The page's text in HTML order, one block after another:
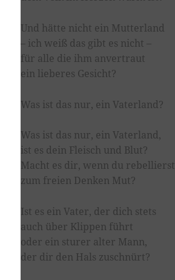
Und hätte nicht ein Mutterland
– ich weiß das gibt es nicht –
für alle die ihm anvertraut
ein lieberes Gesicht?
Was ist das nur, ein Vaterland?
Was ist das nur, ein Vaterland,
ist es dein Fleisch und Blut?
Macht es dir, wenn du rebellierst
zum freien Denken Mut?
Ist es ein Vater, der dich stets
auch über Klippen führt
oder ein sturer alter Mann,
der dir den Hals zuschnürt?